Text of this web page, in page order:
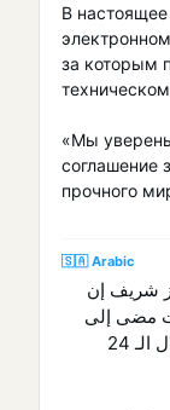
В настоящее
за которым
«Мы
соглашение
прочного
🇸🇦 Arabic
شريف إن
مضى إلى
اتفاق سلام" ومن المتوقع إتمام الاتفاق خلال الـ 24